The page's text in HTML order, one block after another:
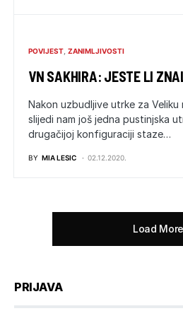
POVIJEST ZANIMLJIVOSTI
VN SAKHIRA: JESTE LI
Nakon uzbudljive utrke za Veliku
slijedi nam još jedna pustinjska
drugačijoj konfiguraciji staze…
BY MIA LESIC 02.12.2020.
Load More
PRIJAVA